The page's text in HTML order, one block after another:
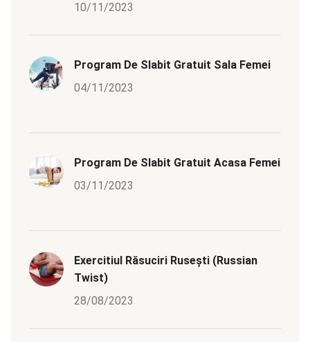
10/11/2023
Program De Slabit Gratuit Sala Femei
04/11/2023
Program De Slabit Gratuit Acasa Femei
03/11/2023
Exercitiul Răsuciri Rusești (Russian
Twist)
28/08/2023